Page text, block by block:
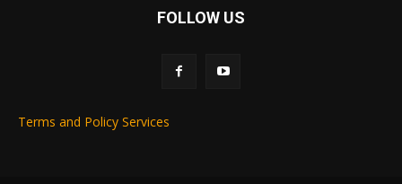
FOLLOW US
Terms and Policy Services